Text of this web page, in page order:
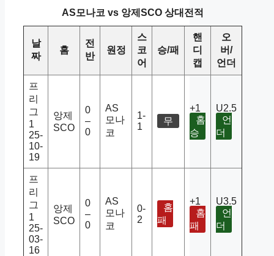
AS모나코 vs 앙제SCO 상대전적
날
짜
홈
전
반
원정
스
코
어
승/패
핸
디
캡
오
버/
언더
프
리
그
1
25-
10-
19
앙제
SCO
0
–
0
AS
모나
코
1-
1
무
+1
홈
승
U2.5
언
더
프
리
그
1
25-
03-
16
앙제
SCO
0
–
0
AS
모나
코
0-
2
홈
패
+1
홈
패
U3.5
언
더